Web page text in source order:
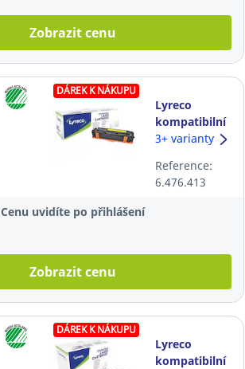
Zobrazit cenu
DÁREK K NÁKUPU
Lyreco
kompatibilní
laserový
131A
(CF212A),
3+ varianty
Reference:
6.476.413
Cenu uvidíte po přihlášení
Zobrazit cenu
DÁREK K NÁKUPU
Lyreco
kompatibilní